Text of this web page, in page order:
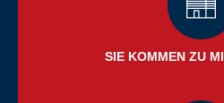
SIE KOMMEN ZU